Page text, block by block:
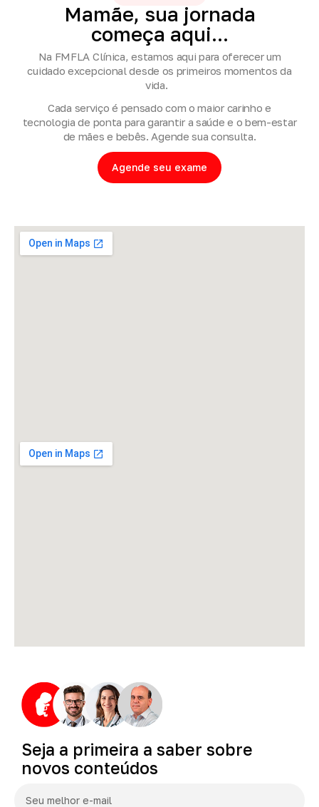
Mamãe, sua jornada
começa aqui...
Na FMFLA Clínica, estamos aqui para oferecer um
cuidado excepcional desde os primeiros momentos da
vida.
Cada serviço é pensado com o maior carinho e
tecnologia de ponta para garantir a saúde e o bem-estar
de mães e bebês. Agende sua consulta.
Agende seu exame
Seja a primeira a saber sobre
novos conteúdos